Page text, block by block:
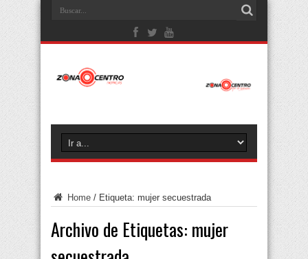
Home / Etiqueta: mujer secuestrada
Archivo de Etiquetas: mujer